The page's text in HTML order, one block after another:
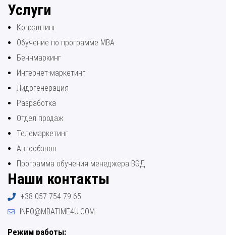
Услуги
Консалтинг
Обучение по программе МВА
Бенчмаркинг
Интернет-маркетинг
Лидогенерация
Разработка
Отдел продаж
Телемаркетинг
Автообзвон
Программа обучения менеджера ВЭД
Наши контакты
+38 057 754 79 65
INFO@MBATIME4U.COM
Режим работы: